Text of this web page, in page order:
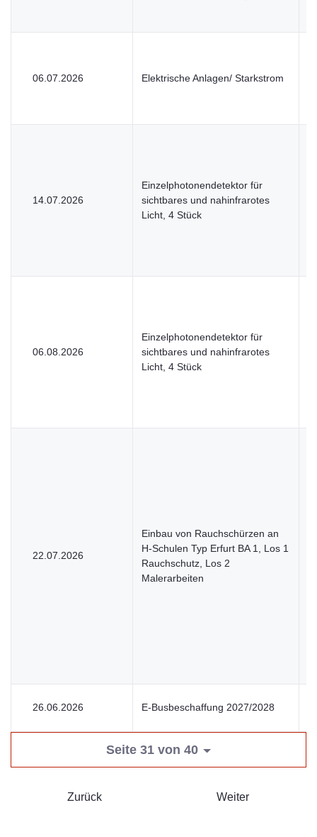
06.07.2026 Elektrische Anlagen/ Starkstrom
14.07.2026
Einzelphotonendetektor für
sichtbares und nahinfrarotes
Licht, 4 Stück
06.08.2026
Einzelphotonendetektor für
sichtbares und nahinfrarotes
Licht, 4 Stück
22.07.2026
Einbau von Rauchschürzen an
H-Schulen Typ Erfurt BA 1, Los 1
Rauchschutz, Los 2
Malerarbeiten
26.06.2026 E-Busbeschaffung 2027/2028
Seite 31 von 40
Zurück Weiter